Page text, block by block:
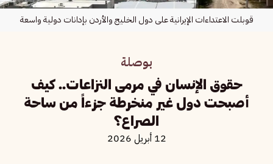
بوصلة
حقوق الإنسان في مرمى النزاعات.. كيف
أصبحت دول غير منخرطة جزءاً من ساحة
الصراع؟
12 أبريل 2026
قوبلت الاعتداءات الإيرانية على دول الخليج والأردن بإدانات دولية واسعة